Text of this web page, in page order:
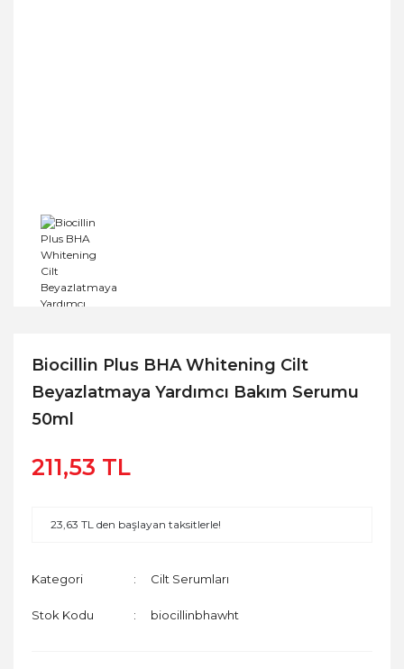
Biocillin Plus BHA Whitening Cilt
Beyazlatmaya Yardımcı Bakım Serumu
50ml
211,53 TL
23,63 TL den başlayan taksitlerle!
Kategori Cilt Serumları
Stok Kodu biocillinbhawht